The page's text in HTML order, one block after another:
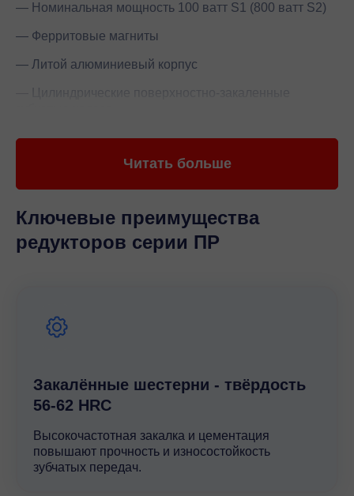
— Номинальная мощность 100 ватт S1 (800 ватт S2)
— Ферритовые магниты
— Литой алюминиевый корпус
— Заполнен синтетическим маслом на весь срок
любых монтажных позициях.
Читать больше
Ключевые преимущества
редукторов серии ПР
Закалённые шестерни - твёрдость
56-62 HRC
Высокочастотная закалка и цементация
повышают прочность и износостойкость
зубчатых передач.